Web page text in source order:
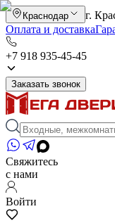
Краснодар
г.
Оплата и доставка
+7 918 935-45-45
Заказать звонок
Свяжитесь
с нами
Войти